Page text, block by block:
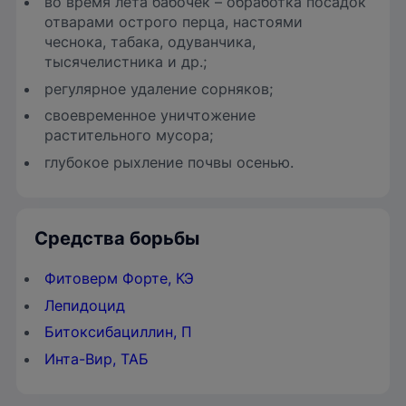
отварами острого перца, настоями
чеснока, табака, одуванчика,
тысячелистника и др.;
регулярное удаление сорняков;
своевременное уничтожение
растительного мусора;
глубокое рыхление почвы осенью.
Средства борьбы
Фитоверм Форте, КЭ
Лепидоцид
Битоксибациллин, П
Инта-Вир, ТАБ